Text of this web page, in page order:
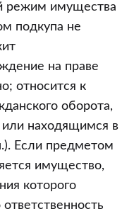
режим имущества
подкупа не
на праве
относится к
оборота,
находящимся в
Если предметом
имущество,
которого